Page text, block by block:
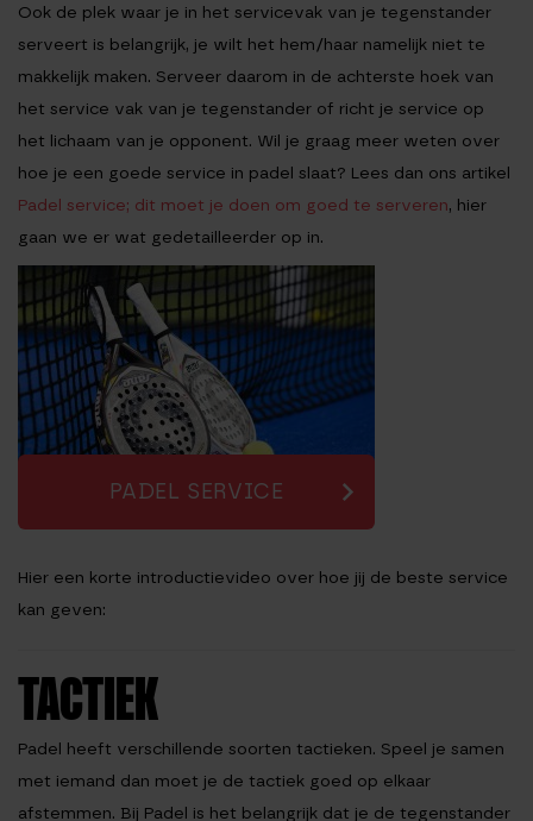
Ook de plek waar je in het servicevak van je tegenstander
serveert is belangrijk, je wilt het hem/haar namelijk niet te
makkelijk maken. Serveer daarom in de achterste hoek van
het service vak van je tegenstander of richt je service op
het lichaam van je opponent. Wil je graag meer weten over
hoe je een goede service in padel slaat? Lees dan ons artikel
Padel service; dit moet je doen om goed te serveren, hier
gaan we er wat gedetailleerder op in.
PADEL SERVICE
Hier een korte introductievideo over hoe jij de beste service
kan geven:
TACTIEK
Padel heeft verschillende soorten tactieken. Speel je samen
met iemand dan moet je de tactiek goed op elkaar
afstemmen. Bij Padel is het belangrijk dat je de tegenstander